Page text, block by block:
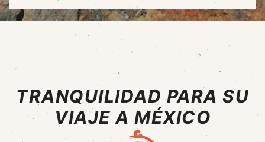
TRANQUILIDAD PARA SU
VIAJE A MÉXICO